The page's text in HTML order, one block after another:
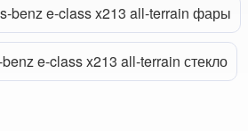
benz e-class x213 all-terrain фары
e-class x213 all-terrain стекло